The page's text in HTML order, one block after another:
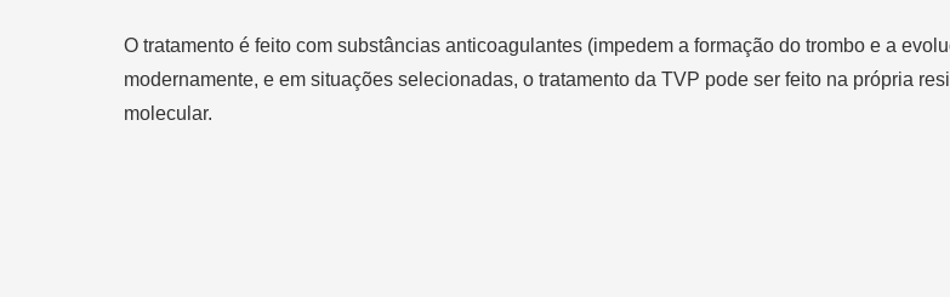
O tratamento é feito com substâncias anticoagulantes (impedem a formação do trombo e a
modernamente, e em situações selecionadas, o tratamento da TVP pode ser feito na própria
molecular.